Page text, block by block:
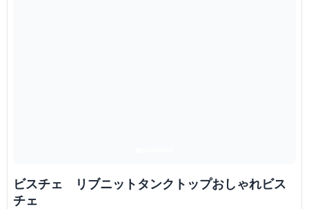
ビスチェ リブニットタンクトップおしゃれビス
チェ